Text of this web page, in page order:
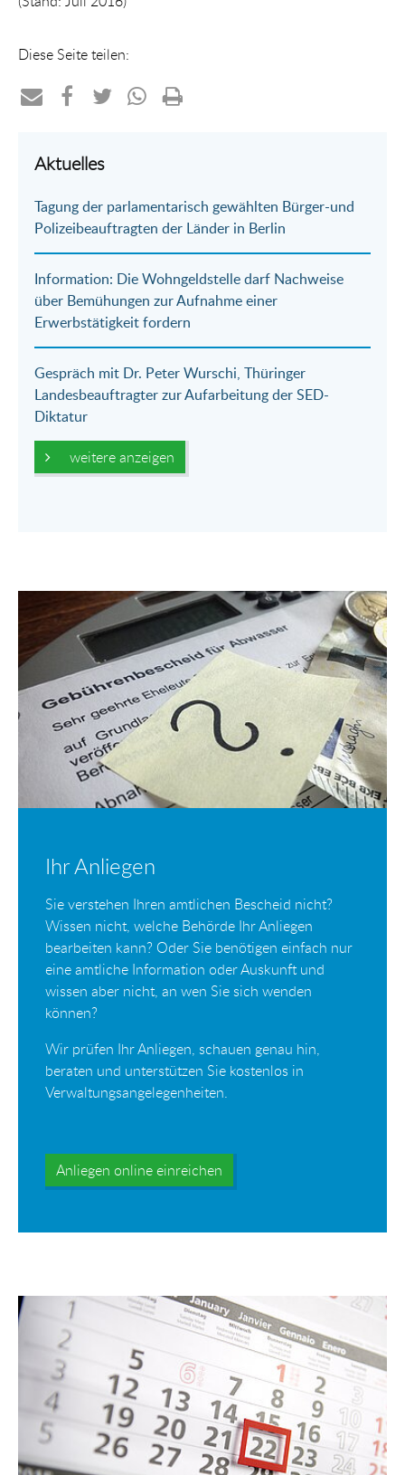
Diese Seite teilen:
per
Mail
auf
Aktuelles
Tagung der parlamentarisch gewählten Bürger-und
Polizeibeauftragten der Länder in Berlin
Information: Die Wohngeldstelle darf Nachweise
über Bemühungen zur Aufnahme einer
Erwerbstätigkeit fordern
Gespräch mit Dr. Peter Wurschi, Thüringer
Landesbeauftragter zur Aufarbeitung der SED-
Diktatur
weitere anzeigen
Ihr Anliegen
Sie verstehen Ihren amtlichen Bescheid nicht?
Wissen nicht, welche Behörde Ihr Anliegen
bearbeiten kann? Oder Sie benötigen einfach nur
eine amtliche Information oder Auskunft und
wissen aber nicht, an wen Sie sich wenden
können?
Wir prüfen Ihr Anliegen, schauen genau hin,
beraten und unterstützen Sie kostenlos in
Verwaltungsangelegenheiten.
Anliegen online einreichen